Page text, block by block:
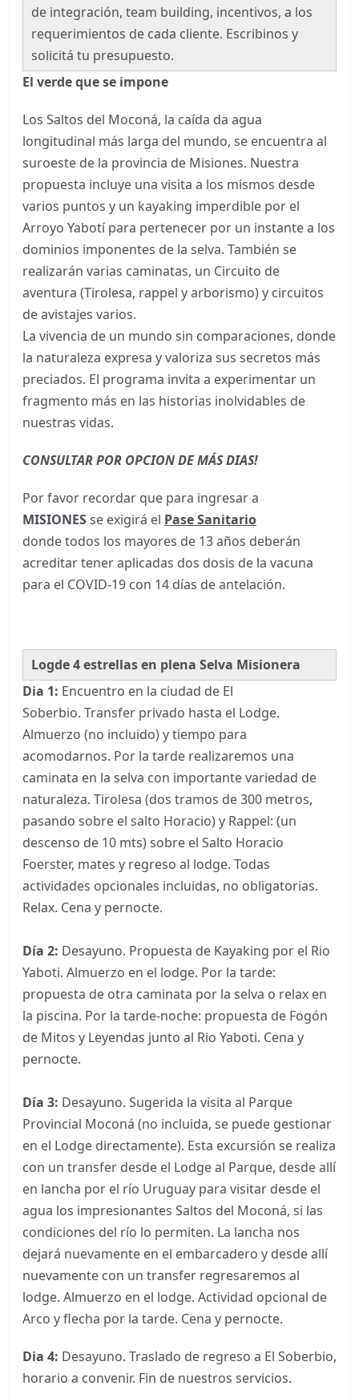
de integración, team building, incentivos, a los
requerimientos de cada cliente. Escribinos y
solicitá tu presupuesto.
El verde que se impone
Los Saltos del Moconá, la caída da agua
longitudinal más larga del mundo, se encuentra al
suroeste de la provincia de Misiones. Nuestra
propuesta incluye una visita a los mismos desde
varios puntos y un kayaking imperdible por el
Arroyo Yabotí para pertenecer por un instante a los
dominios imponentes de la selva. También se
realizarán varias caminatas, un Circuito de
aventura (Tirolesa, rappel y arborismo) y circuitos
de avistajes varios.
La vivencia de un mundo sin comparaciones, donde
la naturaleza expresa y valoriza sus secretos más
preciados. El programa invita a experimentar un
fragmento más en las historias inolvidables de
nuestras vidas.
CONSULTAR POR OPCION DE MÁS DIAS!
Por favor recordar que para ingresar a
MISIONESse exigirá el Pase Sanitario
donde todos los mayores de 13 años deberán
acreditar tener aplicadas dos dosis de la vacuna
para el COVID-19 con 14 días de antelación.
Logde 4 estrellas en plena Selva Misionera
Dia 1: Encuentro en la ciudad de El
Soberbio. Transfer privado hasta el Lodge.
Almuerzo (no incluido) y tiempo para
acomodarnos. Por la tarde realizaremos una
caminata en la selva con importante variedad de
naturaleza. Tirolesa (dos tramos de 300 metros,
pasando sobre el salto Horacio) y Rappel: (un
descenso de 10 mts) sobre el Salto Horacio
Foerster, mates y regreso al lodge. Todas
actividades opcionales incluidas, no obligatorias.
Relax. Cena y pernocte.
Día 2: Desayuno. Propuesta de Kayaking por el Rio
Yaboti. Almuerzo en el lodge. Por la tarde:
propuesta de otra caminata por la selva o relax en
la piscina. Por la tarde-noche: propuesta de Fogón
de Mitos y Leyendas junto al Rio Yaboti. Cena y
pernocte.
Día 3: Desayuno. Sugerida la visita al Parque
Provincial Moconá (no incluida, se puede gestionar
en el Lodge directamente). Esta excursión se realiza
con un transfer desde el Lodge al Parque, desde allí
en lancha por el río Uruguay para visitar desde el
agua los impresionantes Saltos del Moconá, si las
condiciones del río lo permiten. La lancha nos
dejará nuevamente en el embarcadero y desde allí
nuevamente con un transfer regresaremos al
lodge. Almuerzo en el lodge. Actividad opcional de
Arco y flecha por la tarde. Cena y pernocte.
Dia 4: Desayuno. Traslado de regreso a El Soberbio,
horario a convenir. Fin de nuestros servicios.